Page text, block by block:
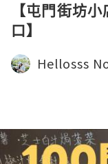
【屯門街坊
口】
Hellosss